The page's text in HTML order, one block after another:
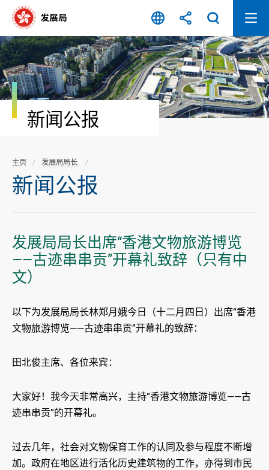
容
开
始
新闻公报
主页 发展局局长
新闻公报
发展局局长出席“香港文物旅游博览
——古迹串串贡”开幕礼致辞（只有中
文）
以下为发展局局长林郑月娥今日（十二月四日）出席“香港
文物旅游博览——古迹串串贡”开幕礼的致辞：
田北俊主席、各位来宾：
大家好！我今天非常高兴，主持“香港文物旅游博览——古
迹串串贡”的开幕礼。
过去几年，社会对文物保育工作的认同及参与程度不断增
加。政府在地区进行活化历史建筑物的工作，亦得到市民